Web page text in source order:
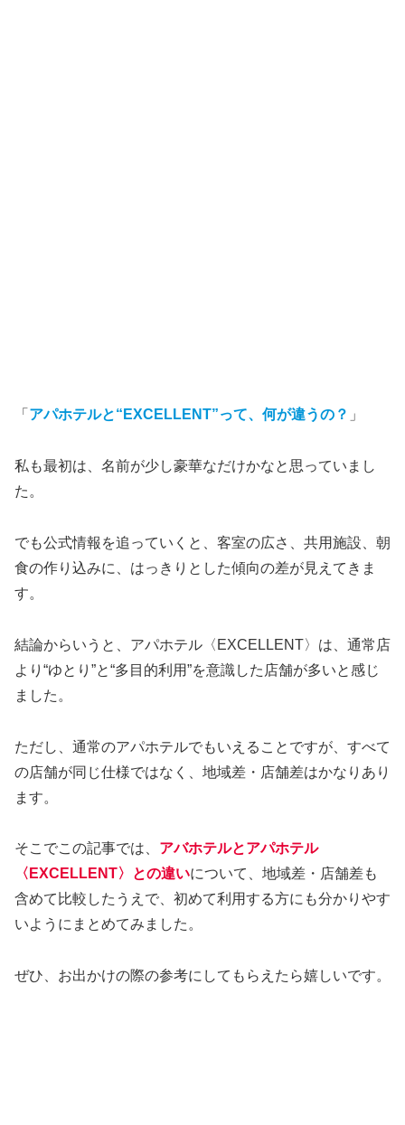
「 アパホテルと“EXCELLENT”って、何が違うの？ 」
私も最初は、名前が少し豪華なだけかなと思っていまし
た。
でも公式情報を追っていくと、客室の広さ、共用施設、朝
食の作り込みに、はっきりとした傾向の差が見えてきま
す。
結論からいうと、アパホテル〈EXCELLENT〉は、通常店
より“ゆとり”と“多目的利用”を意識した店舗が多いと感じ
ました。
ただし、通常のアパホテルでもいえることですが、すべて
の店舗が同じ仕様ではなく、地域差・店舗差はかなりあり
ます。
そこでこの記事では、 アバホテルとアパホテル
〈EXCELLENT〉との違いについて、地域差・店舗差も
含めて比較したうえで、初めて利用する方にも分かりやす
いようにまとめてみました。
ぜひ、お出かけの際の参考にしてもらえたら嬉しいです。